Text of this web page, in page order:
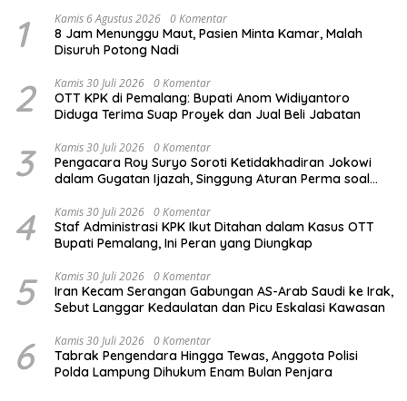
1 Kamis 6 Agustus 2026 0 Komentar
8 Jam Menunggu Maut, Pasien Minta Kamar, Malah
Disuruh Potong Nadi
2 Kamis 30 Juli 2026 0 Komentar
OTT KPK di Pemalang: Bupati Anom Widiyantoro
Diduga Terima Suap Proyek dan Jual Beli Jabatan
3 Kamis 30 Juli 2026 0 Komentar
Pengacara Roy Suryo Soroti Ketidakhadiran Jokowi
dalam Gugatan Ijazah, Singgung Aturan Perma soal
4 Kamis 30 Juli 2026 0 Komentar
Staf Administrasi KPK Ikut Ditahan dalam Kasus OTT
Bupati Pemalang, Ini Peran yang Diungkap
5 Kamis 30 Juli 2026 0 Komentar
Iran Kecam Serangan Gabungan AS-Arab Saudi ke Irak,
Sebut Langgar Kedaulatan dan Picu Eskalasi Kawasan
6 Kamis 30 Juli 2026 0 Komentar
Tabrak Pengendara Hingga Tewas, Anggota Polisi
Polda Lampung Dihukum Enam Bulan Penjara